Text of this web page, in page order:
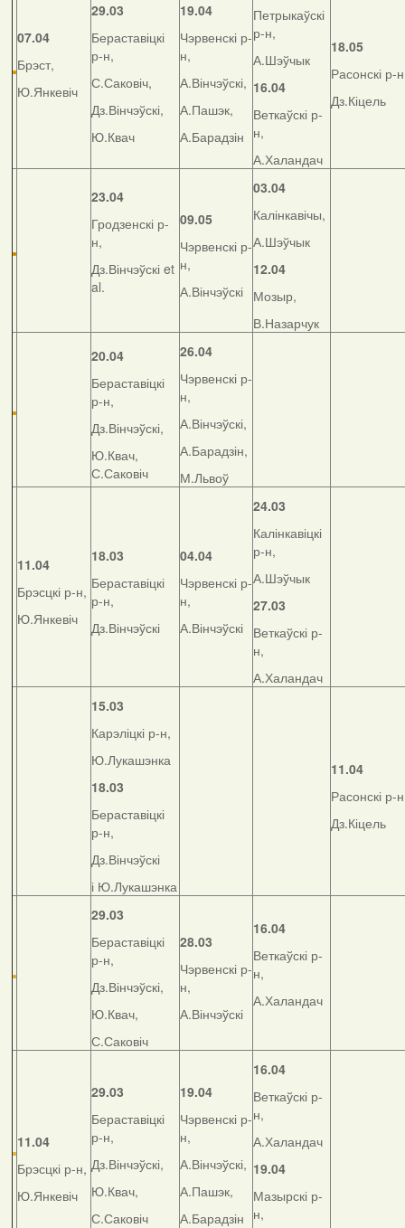
07.04
Брэст,
Ю.Янкевіч
29.03
Бераставіцкі
р-н,
С.Саковіч,
Дз.Вінчэўскі,
Ю.Квач
19.04
Чэрвенскі р-
н,
А.Вінчэўскі,
А.Пашэк,
А.Барадзін
Петрыкаўскі
р-н,
А.Шэўчык
16.04
Веткаўскі р-
н,
А.Халандач
18.05
Расонскі р-
Дз.Кіцель
23.04
Гродзенскі р-
н,
Дз.Вінчэўскі et
al.
09.05
Чэрвенскі р-
н,
А.Вінчэўскі
03.04
Калінкавічы,
А.Шэўчык
12.04
Мозыр,
В.Назарчук
20.04
Бераставіцкі
р-н,
Дз.Вінчэўскі,
Ю.Квач,
С.Саковіч
26.04
Чэрвенскі р-
н,
А.Вінчэўскі,
А.Барадзін,
М.Львоў
11.04
Брэсцкі р-н,
Ю.Янкевіч
18.03
Бераставіцкі
р-н,
Дз.Вінчэўскі
04.04
Чэрвенскі р-
н,
А.Вінчэўскі
24.03
Калінкавіцкі
р-н,
А.Шэўчык
27.03
Веткаўскі р-
н,
А.Халандач
15.03
Карэліцкі р-н,
Ю.Лукашэнка
18.03
Бераставіцкі
р-н,
Дз.Вінчэўскі
і Ю.Лукашэнка
11.04
Расонскі р-
Дз.Кіцель
29.03
Бераставіцкі
р-н,
Дз.Вінчэўскі,
Ю.Квач,
С.Саковіч
28.03
Чэрвенскі р-
н,
А.Вінчэўскі
16.04
Веткаўскі р-
н,
А.Халандач
11.04
Брэсцкі р-н,
Ю.Янкевіч
29.03
Бераставіцкі
р-н,
Дз.Вінчэўскі,
Ю.Квач,
С.Саковіч
19.04
Чэрвенскі р-
н,
А.Вінчэўскі,
А.Пашэк,
А.Барадзін
16.04
Веткаўскі р-
н,
А.Халандач
19.04
Мазырскі р-
н,